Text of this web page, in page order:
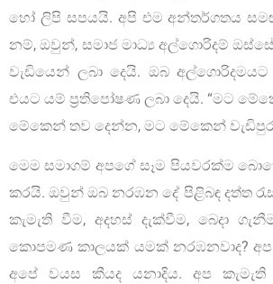
හෝ ලිපි සපයයි. අපි එම අන්තර්ගතය
නම්, ඔවුන්, සමාජ මාධ්‍ය අල්ගොරිදම්
වැඩියෙන් ලබා දෙයි. ඔබ
එයට යම් ප්‍රතිපෝෂණ ලබා දෙයි. “මට
මේකෙන් තව දෙන්න, මට මේකෙන් වැඩිපුර
මෙම සමාගම් අපගේ සෑම පියවරක්ම
කරයි. ඔවුන් ඔබ නරඹන දේ පිළිබඳ දත්ත
කැමැති වීම, අදහස් දැක්වීම, බෙදා
කොපමණ කාලයක් යමක් නරඹනවාද?
අපේ වයස කීයද යනාදිය. අප